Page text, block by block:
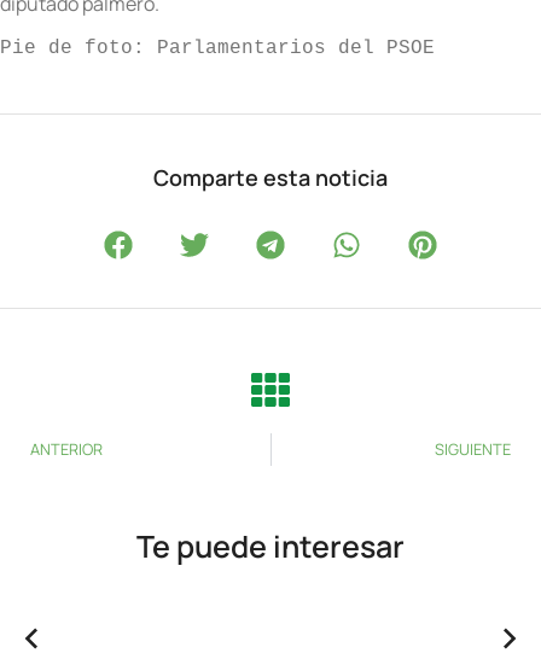
Pie de foto: Parlamentarios del PSOE
Comparte esta noticia
ANTERIOR SIGUIENTE
Te puede interesar